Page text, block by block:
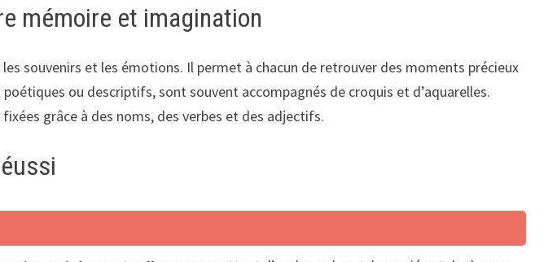
mémoire et imagination
souvenirs et les émotions. Il permet à chacun de retrouver des moments précieux
poétiques ou descriptifs, sont souvent accompagnés de croquis et d’aquarelles.
grâce à des noms, des verbes et des adjectifs.